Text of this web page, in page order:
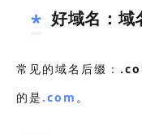
* 好域名：域
常见的域名后缀：
的是 .com 。